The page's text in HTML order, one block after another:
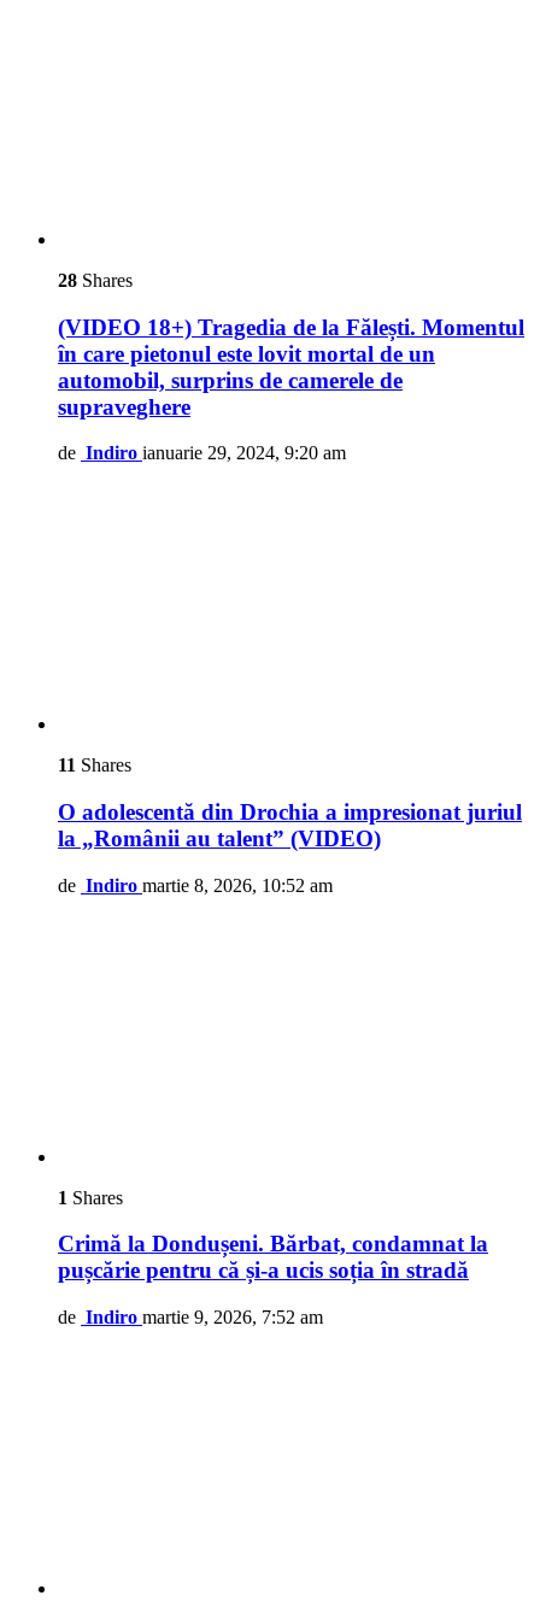
28 Shares
(VIDEO 18+) Tragedia de la Fălești. Momentul
în care pietonul este lovit mortal de un
automobil, surprins de camerele de
supraveghere
de Indiro ianuarie 29, 2024, 9:20 am
11 Shares
O adolescentă din Drochia a impresionat juriul
la „Românii au talent” (VIDEO)
de Indiro martie 8, 2026, 10:52 am
1 Shares
Crimă la Dondușeni. Bărbat, condamnat la
pușcărie pentru că și-a ucis soția în stradă
de Indiro martie 9, 2026, 7:52 am